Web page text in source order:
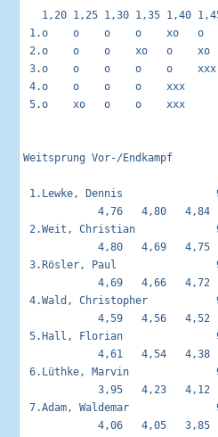
1,20 1,25 1,30 1,35 1,40
1.o    o    o    o    xo   o
2.o    o    o    xo   o    xo
3.o    o    o    o    o
4.o    o    o    o
5.o    xo   o    o
Weitsprung Vor-/
1.Lewke, Dennis
4,76   4,80   4,84
2.Weit, Christian
4,80   4,69   4,75
3.Rösler, Paul
4,69   4,66   4,72
4.Wald, Christopher
4,59   4,56   4,52
5.Hall, Florian
4,61   4,54   4,38
6.Lüthke, Marvin
3,95   4,23   4,12
7.Adam, Waldemar
4,06   4,05   3,85